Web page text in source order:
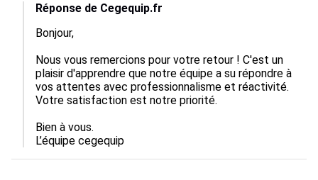
Réponse de Cegequip.fr
Bonjour,
Nous vous remercions pour votre retour ! C'est un
plaisir d'apprendre que notre équipe a su répondre à
vos attentes avec professionnalisme et réactivité.
Votre satisfaction est notre priorité.
Bien à vous.
L’équipe cegequip